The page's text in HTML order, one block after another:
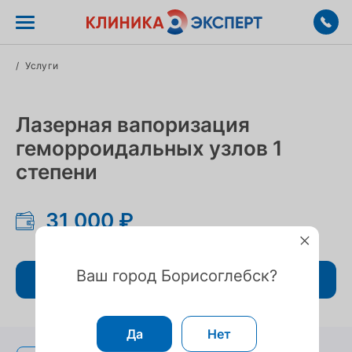
/ Услуги
Лазерная вапоризация
геморроидальных узлов 1
степени
31 000 ₽
Записаться
Ваш город Борисоглебск?
Да Нет